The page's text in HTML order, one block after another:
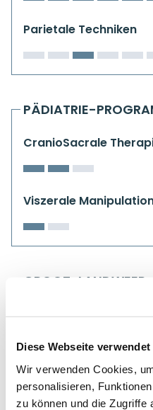
Diese Webseite
Wir verwenden Cookies,
personalisieren,
zu können und die Zugriffe
Parietale Techniken
PÄDIATRIE-
CranioSacrale
Viszerale
GROOT-
CranioMandibular